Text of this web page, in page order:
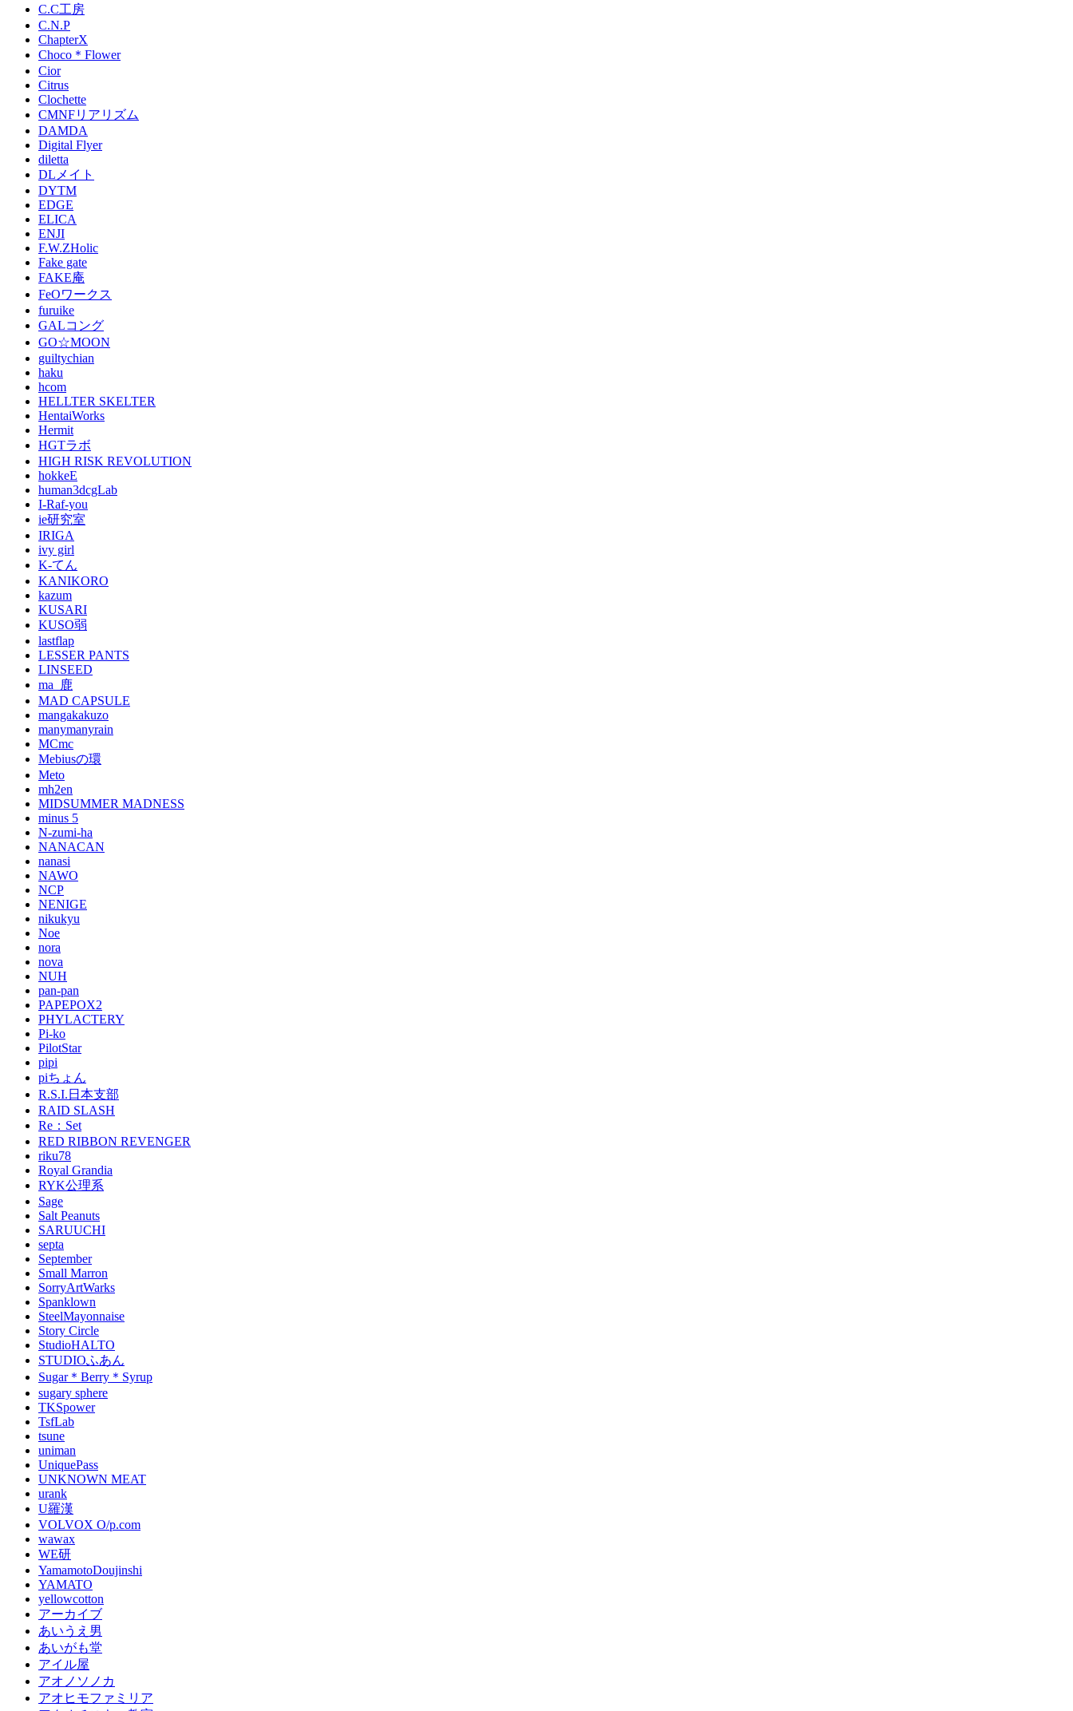
C.C工房
C.N.P
ChapterX
Choco＊Flower
Cior
Citrus
Clochette
CMNFリアリズム
DAMDA
Digital Flyer
diletta
DLメイト
DYTM
EDGE
ELICA
ENJI
F.W.ZHolic
Fake gate
FAKE庵
FeOワークス
furuike
GALコング
GO☆MOON
guiltychian
haku
hcom
HELLTER SKELTER
HentaiWorks
Hermit
HGTラボ
HIGH RISK REVOLUTION
hokkeE
human3dcgLab
I-Raf-you
ie研究室
IRIGA
ivy girl
K-てん
KANIKORO
kazum
KUSARI
KUSO弱
lastflap
LESSER PANTS
LINSEED
ma_鹿
MAD CAPSULE
mangakakuzo
manymanyrain
MCmc
Mebiusの環
Meto
mh2en
MIDSUMMER MADNESS
minus 5
N-zumi-ha
NANACAN
nanasi
NAWO
NCP
NENIGE
nikukyu
Noe
nora
nova
NUH
pan-pan
PAPEPOX2
PHYLACTERY
Pi-ko
PilotStar
pipi
piちょん
R.S.I.日本支部
RAID SLASH
Re：Set
RED RIBBON REVENGER
riku78
Royal Grandia
RYK公理系
Sage
Salt Peanuts
SARUUCHI
septa
September
Small Marron
SorryArtWarks
Spanklown
SteelMayonnaise
Story Circle
StudioHALTO
STUDIOふあん
Sugar＊Berry＊Syrup
sugary sphere
TKSpower
TsfLab
tsune
uniman
UniquePass
UNKNOWN MEAT
urank
U羅漢
VOLVOX O/p.com
wawax
WE研
YamamotoDoujinshi
YAMATO
yellowcotton
アーカイブ
あいうえ男
あいがも堂
アイル屋
アオノソノカ
アオヒモファミリア